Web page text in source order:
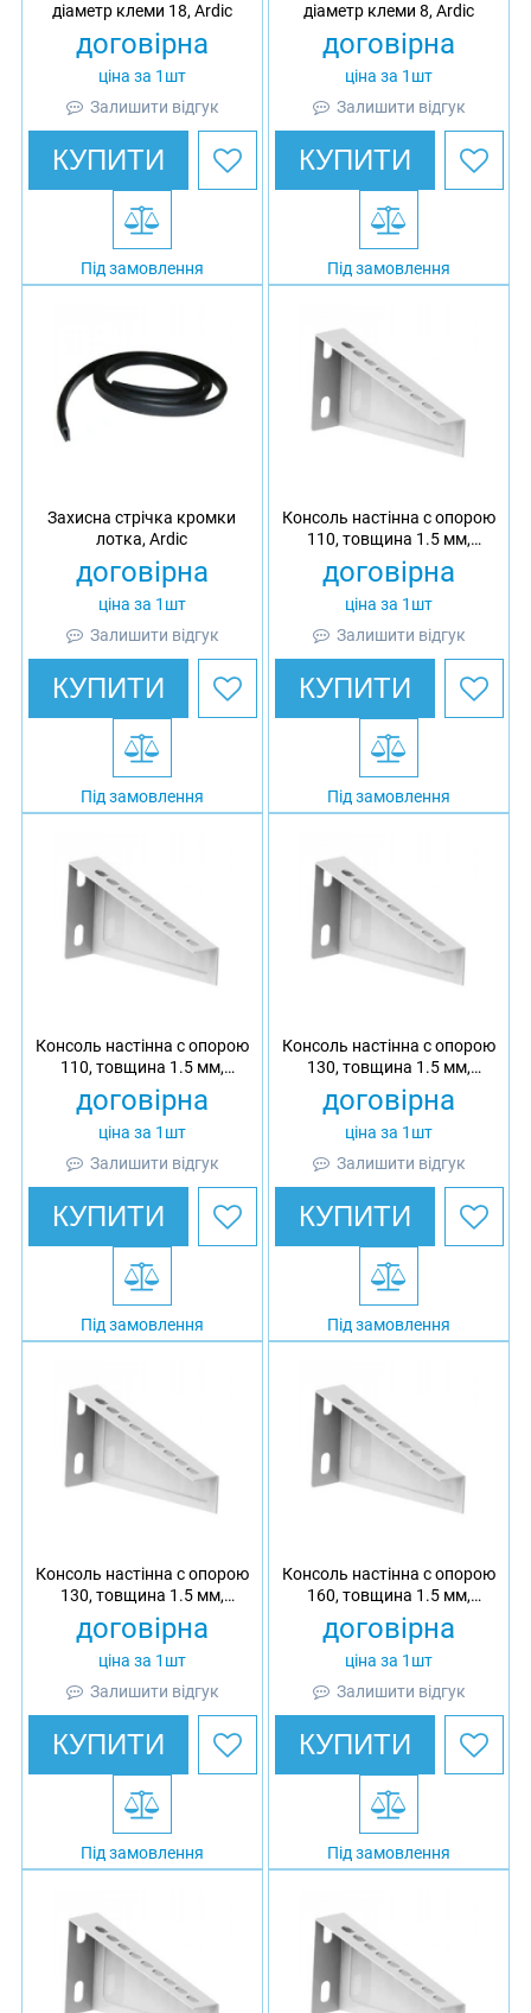
діаметр клеми 18, Ardic
договірна
ціна за 1шт
Залишити відгук
КУПИТИ
Під замовлення
діаметр клеми 8, Ardic
договірна
ціна за 1шт
Залишити відгук
КУПИТИ
Під замовлення
Захисна стрічка кромки
лотка, Ardic
договірна
ціна за 1шт
Залишити відгук
КУПИТИ
Під замовлення
Консоль настінна c опорою
110, товщина 1.5 мм,
гарячеоцинкована, Ardic
договірна
ціна за 1шт
Залишити відгук
КУПИТИ
Під замовлення
Консоль настінна c опорою
110, товщина 1.5 мм,
оцинкована, Ardic
договірна
ціна за 1шт
Залишити відгук
КУПИТИ
Під замовлення
Консоль настінна c опорою
130, товщина 1.5 мм,
гарячеоцинкована, Ardic
договірна
ціна за 1шт
Залишити відгук
КУПИТИ
Під замовлення
Консоль настінна c опорою
130, товщина 1.5 мм,
оцинкована, Ardic
договірна
ціна за 1шт
Залишити відгук
КУПИТИ
Під замовлення
Консоль настінна c опорою
160, товщина 1.5 мм,
гарячеоцинкована, Ardic
договірна
ціна за 1шт
Залишити відгук
КУПИТИ
Під замовлення